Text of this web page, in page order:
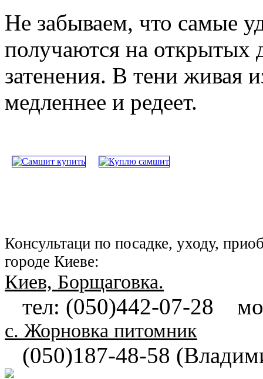
Не забываем, что самые
получаются на открытых
затенения. В тени живая
медленнее и редеет.
Консультаци по посадке, уходу,
городе Киеве:
Киев, Борщаговка.
тел: (050)442-07-28
с. Жорновка питомник
(050)187-48-58